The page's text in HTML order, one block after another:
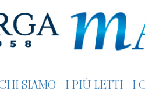
SIAMO I PIÙ LETTI I